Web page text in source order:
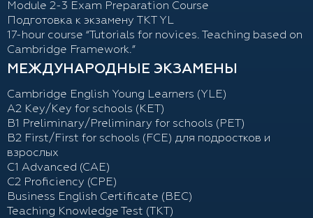
Module 2-3 Exam Preparation Course
Подготовка к экзамену TKT YL
17-hour course “Tutorials for novices. Teaching based on
Cambridge Framework.”
МЕЖДУНАРОДНЫЕ ЭКЗАМЕНЫ
Cambridge English Young Learners (YLE)
A2 Key/Key for schools (KET)
B1 Preliminary/Preliminary for schools (PET)
B2 First/First for schools (FCE) для подростков и
взрослых
С1 Advanced (CAE)
C2 Proficiency (CPE)
Business English Certificate (BEC)
Teaching Knowledge Test (TKT)